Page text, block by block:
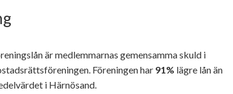
är medlemmarnas gemensamma skuld i
Föreningen har 91% lägre lån än
i Härnösand.